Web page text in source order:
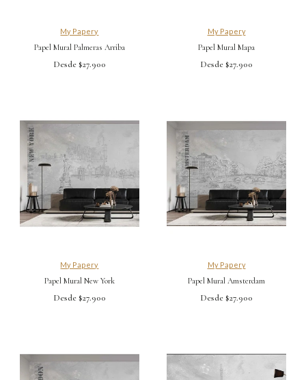
My Papery
Papel Mural Palmeras Arriba
Desde $27.900
My Papery
Papel Mural Mapa
Desde $27.900
My Papery
Papel Mural New York
Desde $27.900
My Papery
Papel Mural Amsterdam
Desde $27.900